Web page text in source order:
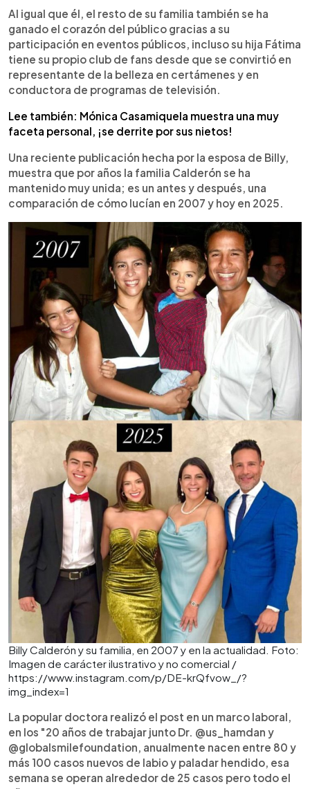
Al igual que él, el resto de su familia también se ha
ganado el corazón del público gracias a su
participación en eventos públicos, incluso su hija Fátima
tiene su propio club de fans desde que se convirtió en
representante de la belleza en certámenes y en
conductora de programas de televisión.
Lee también: Mónica Casamiquela muestra una muy
faceta personal, ¡se derrite por sus nietos!
Una reciente publicación hecha por la esposa de Billy,
muestra que por años la familia Calderón se ha
mantenido muy unida; es un antes y después, una
comparación de cómo lucían en 2007 y hoy en 2025.
Billy Calderón y su familia, en 2007 y en la actualidad. Foto:
Imagen de carácter ilustrativo y no comercial /
https://www.instagram.com/p/DE-krQfvow_/?
img_index=1
La popular doctora realizó el post en un marco laboral,
en los "20 años de trabajar junto Dr. @us_hamdan y
@globalsmilefoundation, anualmente nacen entre 80 y
más 100 casos nuevos de labio y paladar hendido, esa
semana se operan alrededor de 25 casos pero todo el